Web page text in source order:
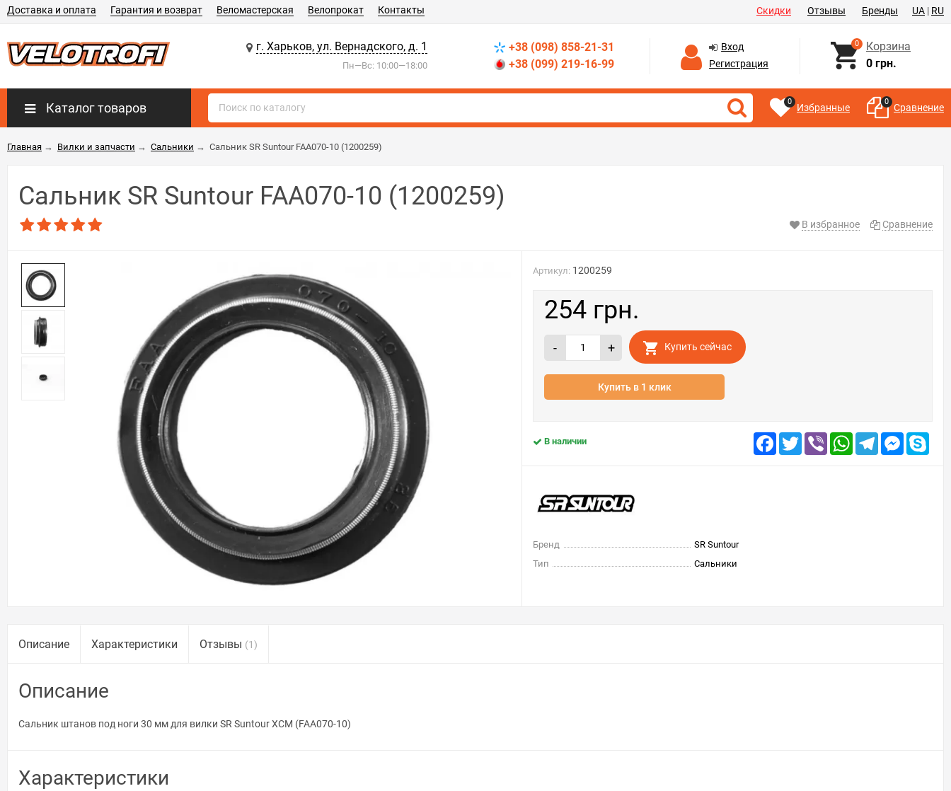
Скидки Отзывы Бренды UA | RU
Доставка и оплата Гарантия и возврат Веломастерская Велопрокат Контакты
г. Харьков, ул. Вернадского, д. 1
Пн—Вс: 10:00—18:00
+38 (098) 858-21-31
+38 (099) 219-16-99
Вход
Регистрация
0
Корзина
0 грн.
Каталог товаров 0 Избранные 0 Сравнение
Главная → Вилки и запчасти → Сальники → Сальник SR Suntour FAA070-10 (1200259)
Сальник SR Suntour FAA070-10 (1200259)
В избранное Сравнение
Артикул: 1200259
254 грн.
- + Купить сейчас
Купить в 1 клик
В наличии Facebook
TwitterViber WhatsAppTelegram
Бренд
SR Suntour
Тип
Сальники
Описание Характеристики Отзывы (1)
Описание
Сальник штанов под ноги 30 мм для вилки SR Suntour ХСМ (FAA070-10)
Характеристики